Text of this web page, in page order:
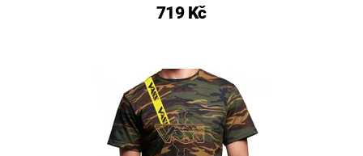
719 Kč